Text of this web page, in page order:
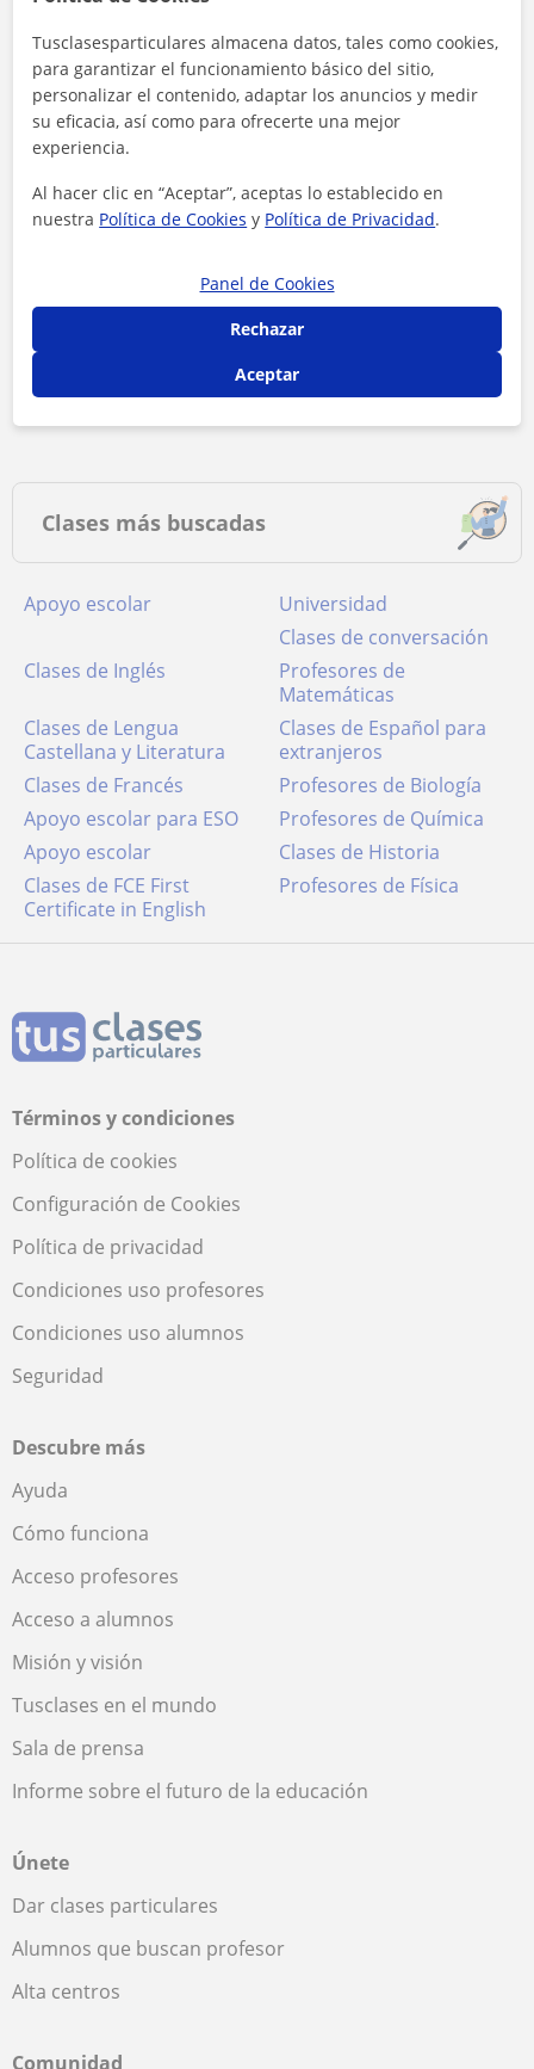
Es el precio medio de las clases de Logopedia
Es el tiempo medio de respuesta a las
solicitudes
Clases más buscadas
Apoyo escolar
Universidad
Clases de conversación
Clases de Inglés
Profesores de
Matemáticas
Clases de Lengua
Castellana y Literatura
Clases de Español para
extranjeros
Clases de Francés
Profesores de Biología
Apoyo escolar para ESO
Profesores de Química
Apoyo escolar
Clases de Historia
Clases de FCE First
Certificate in English
Profesores de Física
Términos y condiciones
Política de cookies
Configuración de Cookies
Política de privacidad
Condiciones uso profesores
Condiciones uso alumnos
Seguridad
Descubre más
Ayuda
Cómo funciona
Acceso profesores
Acceso a alumnos
Misión y visión
Tusclases en el mundo
Sala de prensa
Informe sobre el futuro de la educación
Únete
Dar clases particulares
Alumnos que buscan profesor
Alta centros
Comunidad
Tusclasesparticulares almacena datos, tales como cookies,
para garantizar el funcionamiento básico del sitio,
personalizar el contenido, adaptar los anuncios y medir
su eficacia, así como para ofrecerte una mejor
experiencia.
Al hacer clic en “Aceptar”, aceptas lo establecido en
nuestra Política de Cookies y Política de Privacidad.
Panel de Cookies
Rechazar
Aceptar